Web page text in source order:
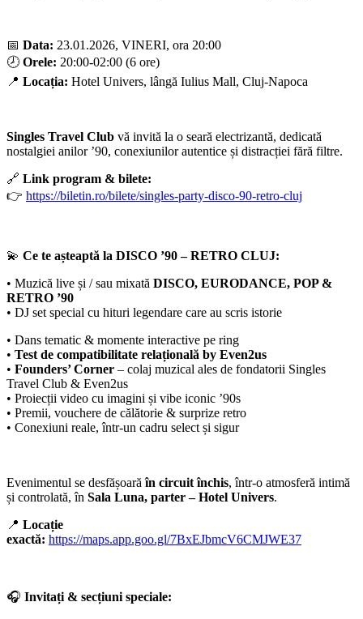
📅 Data: 23.01.2026, VINERI, ora 20:00
🕗 Orele: 20:00-02:00 (6 ore)
📍 Locația: Hotel Univers, lângă Iulius Mall, Cluj-Napoca
Singles Travel Club vă invită la o seară electrizantă, dedicată
nostalgiei anilor ’90, conexiunilor autentice și distracției fără filtre.
🔗 Link program & bilete:
👉 https://biletin.ro/bilete/singles-party-disco-90-retro-cluj
💫 Ce te așteaptă la DISCO ’90 – RETRO CLUJ:
• Muzică live și / sau mixată DISCO, EURODANCE, POP &
RETRO ’90
• DJ set special cu hituri legendare care au scris istorie
• Dans tematic & momente interactive pe ring
• Test de compatibilitate relațională by Even2us
• Founders’ Corner – colaj muzical ales de fondatorii Singles
Travel Club & Even2us
• Proiecții video cu imagini și vibe iconic ’90s
• Premii, vouchere de călătorie & surprize retro
• Conexiuni reale, într-un cadru select și sigur
Evenimentul se desfășoarăîn circuit închis, într-o atmosferă intimă
și controlată, în Sala Luna, parter – Hotel Univers.
📍 Locație
exactă: https://maps.app.goo.gl/7BxEJbmcV6CMJWE37
🎧 Invitați & secțiuni speciale: